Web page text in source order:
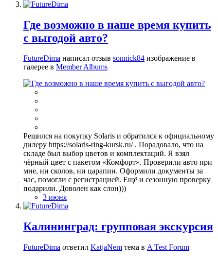
Где возможно в наше время купить
с выгодой авто?
FutureDima написал отзыв sonnick84 изображение в
галерее в Member Albums
Решился на покупку Solaris и обратился к официальному
дилеру https://solaris-ring-kursk.ru/ . Порадовало, что на
складе был выбор цветов и комплектаций. Я взял
чёрный цвет с пакетом «Комфорт». Проверили авто при
мне, ни сколов, ни царапин. Оформили документы за
час, помогли с регистрацией. Ещё и сезонную проверку
подарили. Доволен как слон)))
3 июня
Калининград: групповая экскурсия
FutureDima ответил KatjaNem тема в A Test Forum